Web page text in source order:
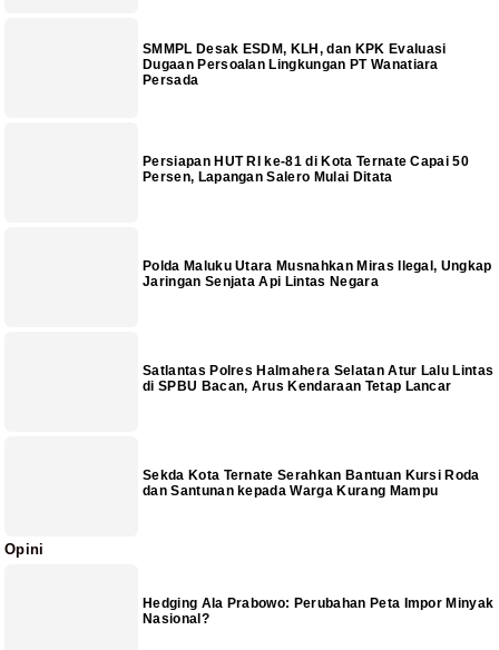
SMMPL Desak ESDM, KLH, dan KPK Evaluasi
Dugaan Persoalan Lingkungan PT Wanatiara
Persada
Persiapan HUT RI ke-81 di Kota Ternate Capai 50
Persen, Lapangan Salero Mulai Ditata
Polda Maluku Utara Musnahkan Miras Ilegal, Ungkap
Jaringan Senjata Api Lintas Negara
Satlantas Polres Halmahera Selatan Atur Lalu Lintas
di SPBU Bacan, Arus Kendaraan Tetap Lancar
Sekda Kota Ternate Serahkan Bantuan Kursi Roda
dan Santunan kepada Warga Kurang Mampu
Opini
Hedging Ala Prabowo: Perubahan Peta Impor Minyak
Nasional?